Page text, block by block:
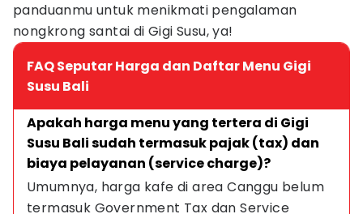
panduanmu untuk menikmati pengalaman
nongkrong santai di Gigi Susu, ya!
FAQ Seputar Harga dan Daftar Menu Gigi
Susu Bali
Apakah harga menu yang tertera di Gigi
Susu Bali sudah termasuk pajak (tax) dan
biaya pelayanan (service charge)?
Umumnya, harga kafe di area Canggu belum
termasuk Government Tax dan Service